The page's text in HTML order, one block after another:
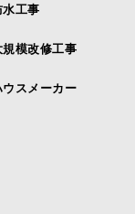
水工事
規模改修工事
ウスメーカー